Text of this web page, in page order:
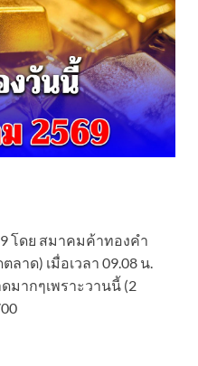
โดย สมาคมค้าทองคำ
ลาด) เมื่อเวลา 09.08 น.
มากๆเพราะวานนี้ (2